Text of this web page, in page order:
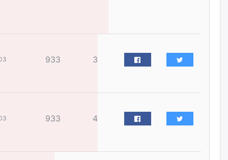
Jade Gas: 1.1 тэрбум австрали
эцсийн гэрээг есдүгээр сард
байгуулбал Тавантолгойн
метан хийн үйлдвэрлэлийн
Ханын материалд эхний
ээлжийн 6 блок орон сууцны
өчигдѳр
933 3
933 4